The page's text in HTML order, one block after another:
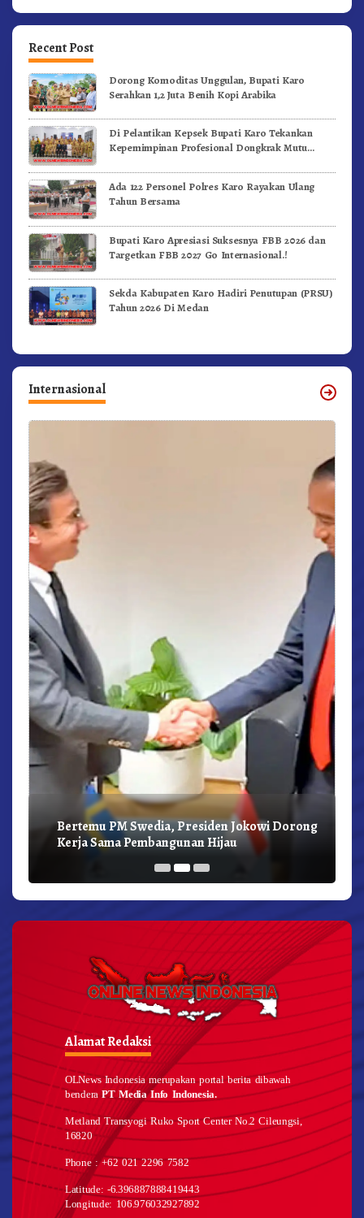
Recent Post
Dorong Komoditas Unggulan, Bupati Karo
Serahkan 1,2 Juta Benih Kopi Arabika
Di Pelantikan Kepsek Bupati Karo Tekankan
Kepemimpinan Profesional Dongkrak Mutu
Ada 122 Personel Polres Karo Rayakan Ulang
Tahun Bersama
Bupati Karo Apresiasi Suksesnya FBB 2026 dan
Targetkan FBB 2027 Go Internasional.!
Sekda Kabupaten Karo Hadiri Penutupan (PRSU)
Tahun 2026 Di Medan
Internasional
Bertemu PM Swedia, Presiden Jokowi Dorong
Kerja Sama Pembangunan Hijau
Alamat Redaksi
OLNews Indonesia merupakan portal berita dibawah
benderaPT Media Info Indonesia.
Metland Transyogi Ruko Sport Center No.2 Cileungsi,
16820
Phone : +62 021 2296 7582
Latitude: -6.396887888419443
Longitude: 106.976032927892